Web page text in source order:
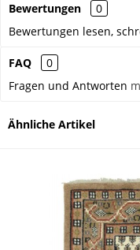
Bewertungen
0
Bewertungen lesen,
FAQ
0
Fragen und Antworten
Ähnliche Artikel